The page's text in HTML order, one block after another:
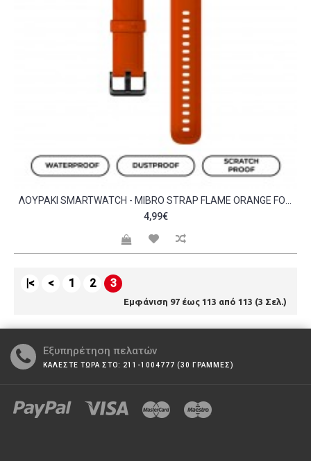
4,99€
|< < 1 2 3
Εμφάνιση 97 έως 113 από 113 (3 Σελ.)
Εξυπηρέτηση πελατών
ΚΑΛΕΣΤΕ ΤΩΡΑ ΣΤΟ: 211-1004777 (30 ΓΡΑΜΜΕΣ)